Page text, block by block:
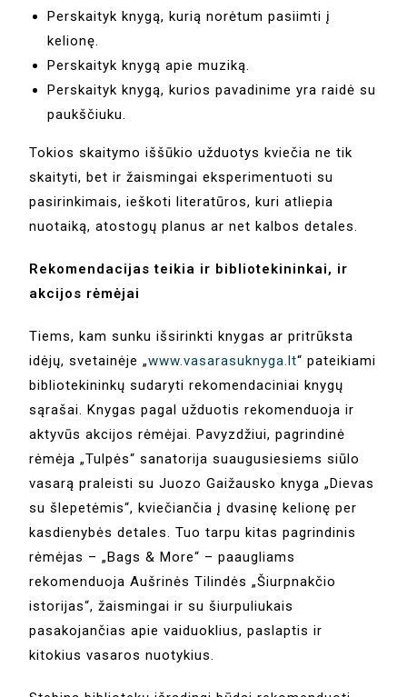
Perskaityk knygą, kurią norėtum pasiimti į
kelionę.
Perskaityk knygą apie muziką.
Perskaityk knygą, kurios pavadinime yra raidė su
paukščiuku.
Tokios skaitymo iššūkio užduotys kviečia ne tik
skaityti, bet ir žaismingai eksperimentuoti su
pasirinkimais, ieškoti literatūros, kuri atliepia
nuotaiką, atostogų planus ar net kalbos detales.
Rekomendacijas teikia ir bibliotekininkai, ir
akcijos rėmėjai
Tiems, kam sunku išsirinkti knygas ar pritrūksta
idėjų, svetainėje „www.vasarasuknyga.lt“ pateikiami
bibliotekininkų sudaryti rekomendaciniai knygų
sąrašai. Knygas pagal užduotis rekomenduoja ir
aktyvūs akcijos rėmėjai. Pavyzdžiui, pagrindinė
rėmėja „Tulpės“ sanatorija suaugusiesiems siūlo
vasarą praleisti su Juozo Gaižausko knyga „Dievas
su šlepetėmis“, kviečiančia į dvasinę kelionę per
kasdienybės detales. Tuo tarpu kitas pagrindinis
rėmėjas – „Bags & More“ – paaugliams
rekomenduoja Aušrinės Tilindės „Šiurpnakčio
istorijas“, žaismingai ir su šiurpuliukais
pasakojančias apie vaiduoklius, paslaptis ir
kitokius vasaros nuotykius.